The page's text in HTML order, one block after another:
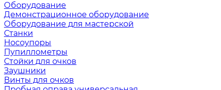
Оборудование
Демонстрационное оборудование
Оборудование для мастерской
Станки
Носоупоры
Пупиллометры
Стойки для очков
Заушники
Винты для очков